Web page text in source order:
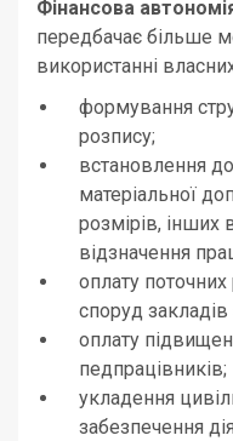
Фінансова
передбачає більше
використанні
формування
розпису;
встановлення
матеріальної
розмірів, інших
відзначення
оплату
споруд закладів
оплату
педпрацівників;
укладення
забезпечення